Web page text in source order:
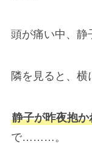
頭が痛い中、静
隣を見ると、横
静子が昨夜抱
で………。